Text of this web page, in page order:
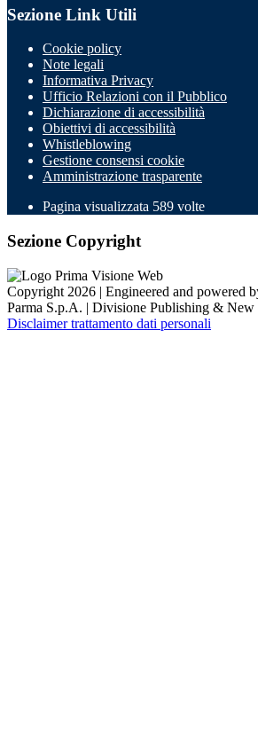
Sezione Link Utili
Cookie policy
Note legali
Informativa Privacy
Ufficio Relazioni con il Pubblico
Dichiarazione di accessibilità
Obiettivi di accessibilità
Whistleblowing
Gestione consensi cookie
Amministrazione trasparente
Pagina visualizzata 589 volte
Sezione Copyright
Copyright 2026 | Engineered and powered
Parma S.p.A. | Divisione Publishing & New
Disclaimer trattamento dati personali